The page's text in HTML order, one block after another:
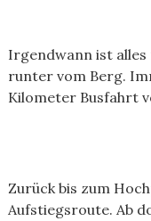
Irgendwann ist
runter vom Berg.
Kilometer Busfahrt
Zurück bis zum
Aufstiegsroute. Ab